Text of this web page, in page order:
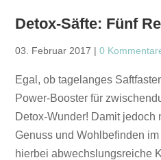
Detox-Säfte: Fünf
03. Februar 2017 |0
Egal, ob tagelanges
Power-Booster für
Detox-Wunder! Damit jedoch
Genuss und Wohlbefinden
hierbei abwechslungsreiche